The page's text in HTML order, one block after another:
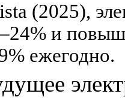
(2025),
и
ежегодно.